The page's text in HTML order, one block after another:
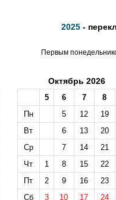
2025 -
Первым
Октябрь 2026
5 6 7
8
Пн
5 12
19
Вт
6 13
20
Ср
7 14
21
Чт
1 8 15
22
Пт
2 9 16
23
Сб
3 10 17
24